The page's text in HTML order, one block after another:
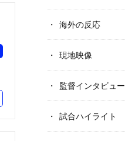
海外の反応
現地映像
監督インタビュー
試合ハイライト